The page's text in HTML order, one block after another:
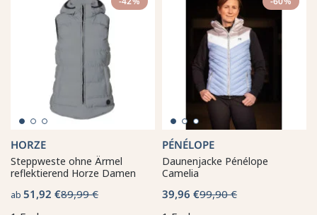
HORZE
Steppweste ohne Ärmel
reflektierend Horze Damen
ab 51,92 €89,99 €
PÉNÉLOPE
Daunenjacke Pénélope
Camelia
39,96 €99,90 €